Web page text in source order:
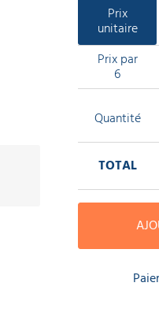
Prix
unitaire
Prix par
6
Quantité
TOTAL